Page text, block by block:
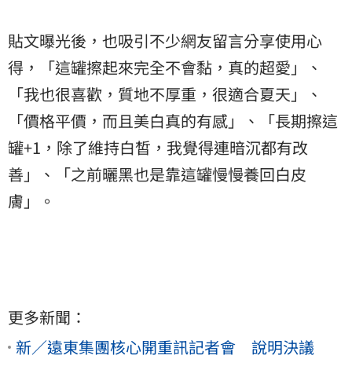
貼文曝光後，也吸引不少網友留言分享使用心
得，「這罐擦起來完全不會黏，真的超愛」、
「我也很喜歡，質地不厚重，很適合夏天」、
「價格平價，而且美白真的有感」、「長期擦這
罐+1，除了維持白皙，我覺得連暗沉都有改
善」、「之前曬黑也是靠這罐慢慢養回白皮
膚」。
更多新聞：
新／遠東集團核心開重訊記者會 說明決議